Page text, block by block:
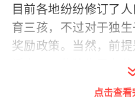
目前各地纷纷修订了
育三孩，不过对于独
奖励政策。当然，前
活中，一些独生子女
惜的。目前很多地方
点击查